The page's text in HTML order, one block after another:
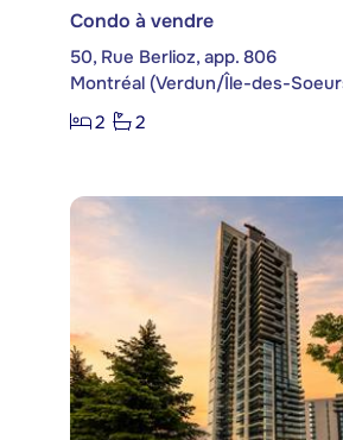
Condo à vendre
50, Rue Berlioz, app. 806
Montréal (Verdun/Île-des-
2
2